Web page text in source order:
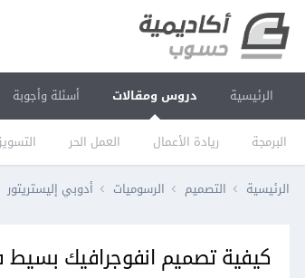
الرئيسية دروس ومقالات
البرمجة ريادة الأعمال العمل الحر
أسئلة وأجوبة
الرئيسية التصميم الرسوميات أدوبي إليستريتور
كيفية تصميم انفوجرافيك بسيط